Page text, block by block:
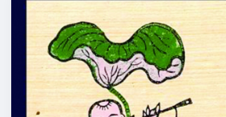
TRÂU
NGỰA
TRONG
SỰ